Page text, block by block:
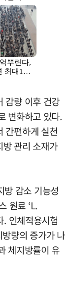
감량 이후 건강
변화하고 있다.
간편하게 실천
관리 소재가
방 감소 기능성
원료 ‘L.
인체적용시험
량의 증가가 나
체지방률이 유